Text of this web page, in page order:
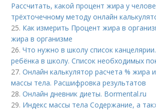
Рассчитать, какой процент жира у
трёхточечному методу онлайн
25. Как измерить Процент жира в
жира в организме
26.Что нужно в школу список
ребёнка в школу. Список необходимых
27.Онлайн калькулятор расчета % жира
массы тела. Расшифровка результатов
28.Онлайн дневник диеты. Bormental.ru
29. Индекс массы тела Содержание, а